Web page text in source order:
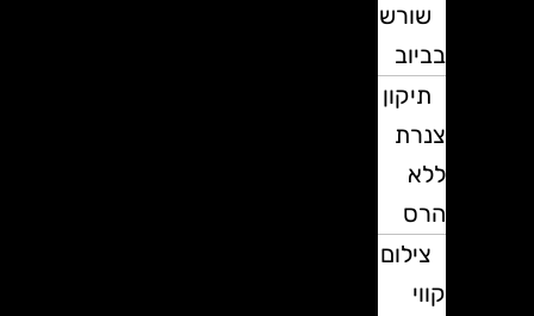
שורשים
בביוב
תיקון
צנרת
ללא
הרס
צילום
קווי